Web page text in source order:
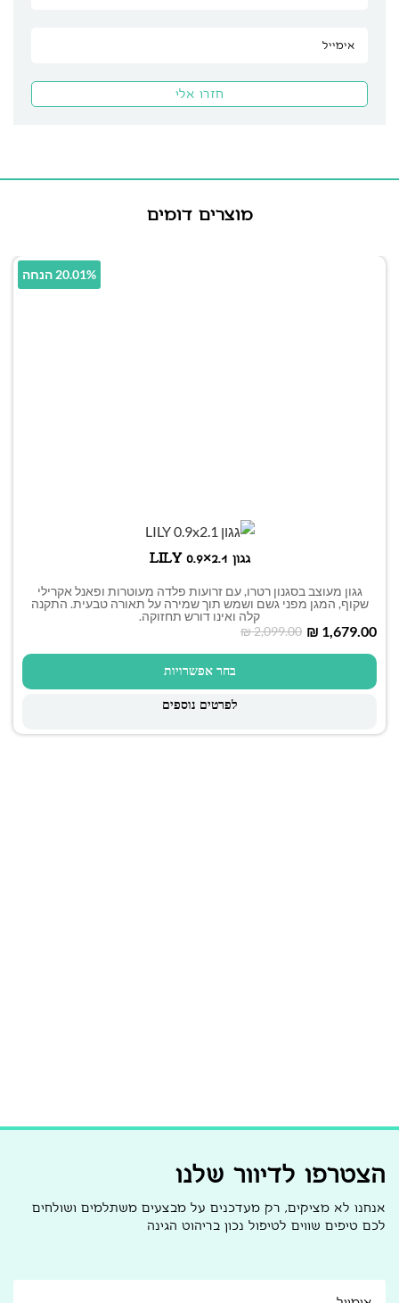
מוצרים דומים
20.01% הנחה
גגון LILY 0.9×2.1
גגון מעוצב בסגנון רטרו, עם זרועות פלדה מעוטרות ופאנל אקרילי
שקוף, המגן מפני גשם ושמש תוך שמירה על תאורה טבעית. התקנה
קלה ואינו דורש תחזוקה.
₪2,099.00 ₪ 1,679.00
בחר אפשרויות
לפרטים נוספים
הצטרפו לדיוור שלנו
אנחנו לא מציקים, רק מעדכנים על מבצעים משתלמים ושולחים
לכם טיפים שווים לטיפול נכון בריהוט הגינה